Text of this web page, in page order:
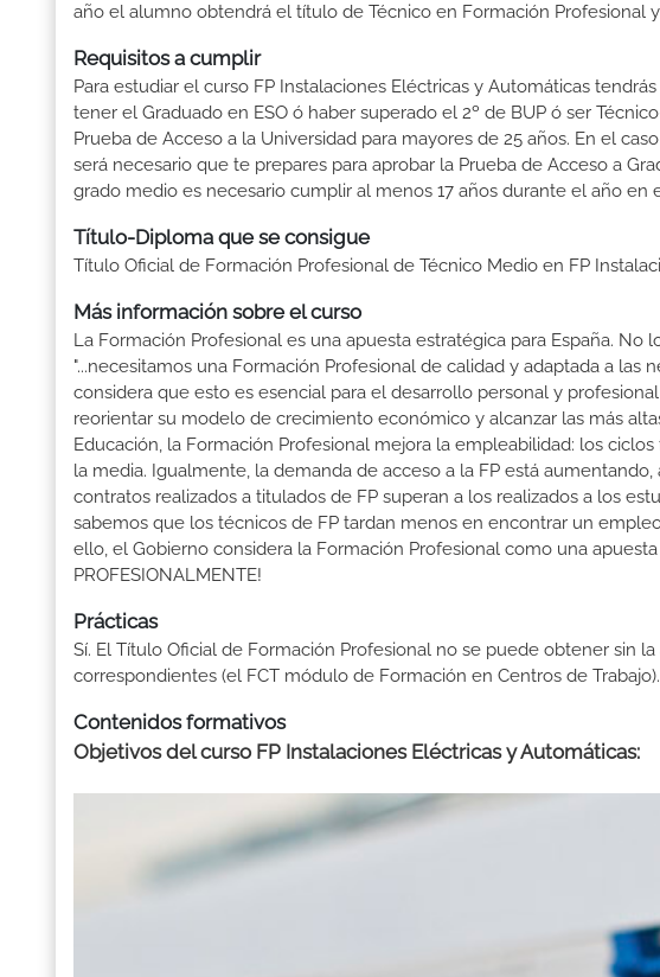
año el alumno obtendrá el título de Técnico en Formación Profesional
Requisitos a cumplir
Para estudiar el curso FP Instalaciones Eléctricas y Automáticas
tener el Graduado en ESO ó haber superado el 2º de BUP ó ser
Prueba de Acceso a la Universidad para mayores de 25 años. En el
será necesario que te prepares para aprobar la Prueba de Acceso a
grado medio es necesario cumplir al menos 17 años durante el año en
Título-Diploma que se consigue
Título Oficial de Formación Profesional de Técnico Medio en FP
Más información sobre el curso
La Formación Profesional es una apuesta estratégica para España.
"...necesitamos una Formación Profesional de calidad y adaptada a las
considera que esto es esencial para el desarrollo personal y
reorientar su modelo de crecimiento económico y alcanzar las más
Educación, la Formación Profesional mejora la empleabilidad: los
la media. Igualmente, la demanda de acceso a la FP está
contratos realizados a titulados de FP superan a los realizados a los
sabemos que los técnicos de FP tardan menos en encontrar un
ello, el Gobierno considera la Formación Profesional como una apuesta
PROFESIONALMENTE!
Prácticas
Sí. El Título Oficial de Formación Profesional no se puede obtener sin
correspondientes (el FCT módulo de Formación en Centros de Trabajo).
Contenidos formativos
Objetivos del curso FP Instalaciones Eléctricas y Automáticas: